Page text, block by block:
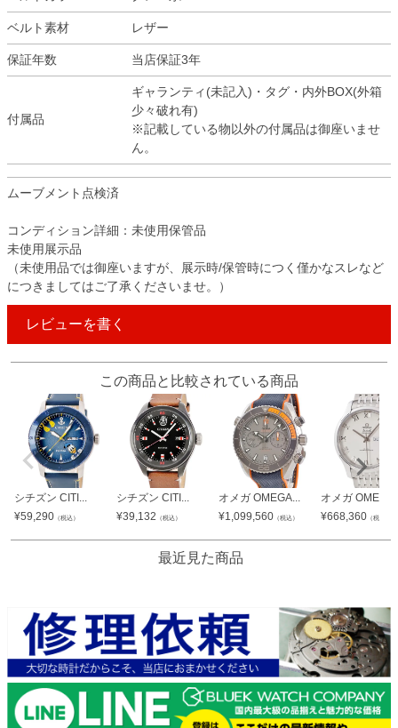
ベルト素材 レザー
保証年数 当店保証3年
付属品
ギャランティ(未記入)・タグ・内外BOX(外箱
少々破れ有)
※記載している物以外の付属品は御座いませ
ん。
ムーブメント点検済
コンディション詳細：未使用保管品
未使用展示品
（未使用品では御座いますが、展示時/保管時につく僅かなスレなど
につきましてはご了承くださいませ。）
レビューを書く
この商品と比較されている商品
シチズン CITI...
¥59,290 （税込）
シチズン CITI...
¥39,132 （税込）
オメガ OMEGA...
¥1,099,560 （税込）
オメガ
¥668,360 （税込）
最近見た商品